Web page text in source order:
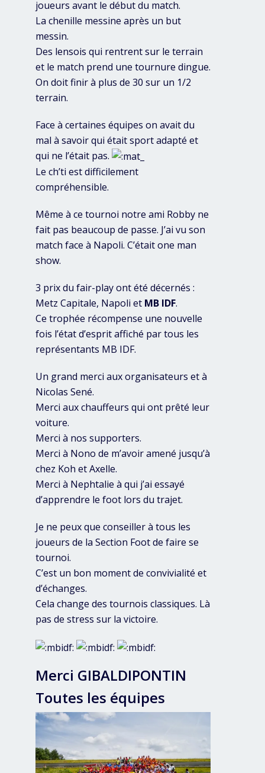
joueurs avant le début du match.
La chenille messine après un but
messin.
Des lensois qui rentrent sur le terrain
et le match prend une tournure dingue.
On doit finir à plus de 30 sur un 1/2
terrain.
Face à certaines équipes on avait du
mal à savoir qui était sport adapté et
qui ne l’était pas.
Le ch’ti est difficilement
compréhensible.
Même à ce tournoi notre ami Robby ne
fait pas beaucoup de passe. J’ai vu son
match face à Napoli. C’était one man
show.
3 prix du fair-play ont été décernés :
Metz Capitale, Napoli et MB IDF.
Ce trophée récompense une nouvelle
fois l’état d’esprit affiché par tous les
représentants MB IDF.
Un grand merci aux organisateurs et à
Nicolas Sené.
Merci aux chauffeurs qui ont prêté leur
voiture.
Merci à nos supporters.
Merci à Nono de m’avoir amené jusqu’à
chez Koh et Axelle.
Merci à Nephtalie à qui j’ai essayé
d’apprendre le foot lors du trajet.
Je ne peux que conseiller à tous les
joueurs de la Section Foot de faire se
tournoi.
C’est un bon moment de convivialité et
d’échanges.
Cela change des tournois classiques. Là
pas de stress sur la victoire.
Merci GIBALDIPONTIN
Toutes les équipes